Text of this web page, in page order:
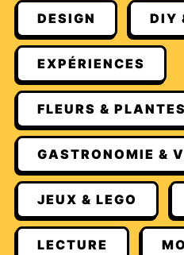
DESIGN DIY
EXPÉRIENCES
FLEURS & PLANTES
GASTRONOMIE &
JEUX & LEGO
LECTURE